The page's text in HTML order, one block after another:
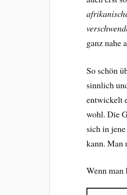
ganz nahe
So schön
sinnlich
entwickelt
wohl. Die
sich in
kann. Man
Wenn man